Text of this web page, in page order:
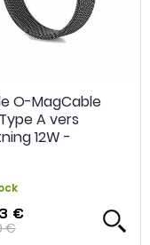
O-MagCable
A vers
12W -
€
€